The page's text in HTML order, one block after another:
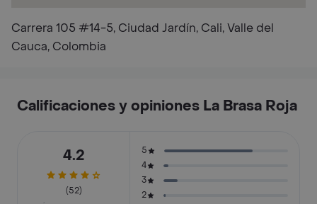
Carrera 105 #14-5, Ciudad Jardín, Cali, Valle del
Cauca, Colombia
Calificaciones y opiniones La Brasa Roja
4.2
(52)
5
4
3
2